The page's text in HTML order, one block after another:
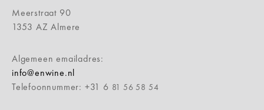
Meerstraat 90
1353 AZ Almere
Algemeen emailadres:
info@enwine.nl
Telefoonnummer: +31 6 81 56 58 54